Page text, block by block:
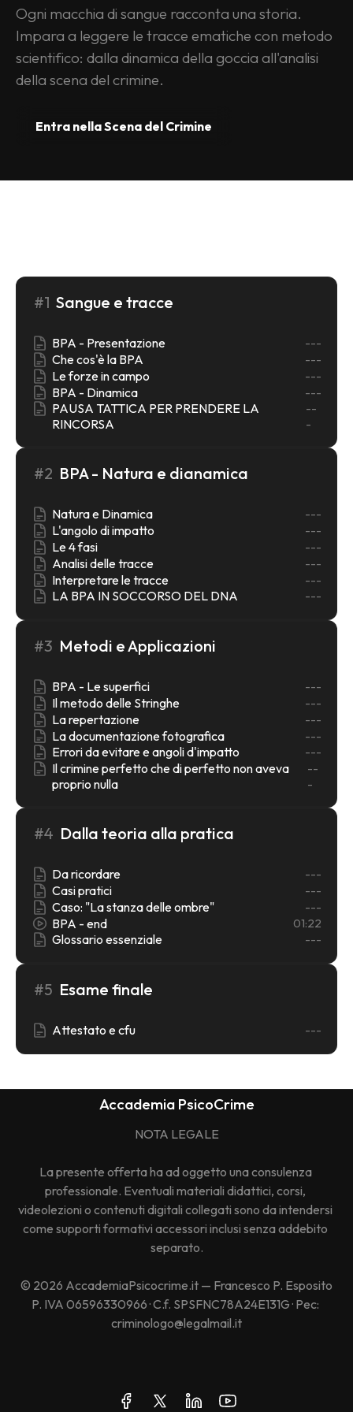
Ogni macchia di sangue racconta una storia.
Impara a leggere le tracce ematiche con metodo
scientifico: dalla dinamica della goccia all'analisi
della scena del crimine.
Entra nella Scena del Crimine
#1 Sangue e tracce
BPA - Presentazione ---
Che cos'è la BPA ---
Le forze in campo ---
BPA - Dinamica ---
PAUSA TATTICA PER PRENDERE LA
RINCORSA
--
-
#2 BPA - Natura e dianamica
Natura e Dinamica ---
L'angolo di impatto ---
Le 4 fasi ---
Analisi delle tracce ---
Interpretare le tracce ---
LA BPA IN SOCCORSO DEL DNA ---
#3 Metodi e Applicazioni
BPA - Le superfici ---
Il metodo delle Stringhe ---
La repertazione ---
La documentazione fotografica ---
Errori da evitare e angoli d'impatto ---
Il crimine perfetto che di perfetto non aveva
proprio nulla
--
-
#4 Dalla teoria alla pratica
Da ricordare ---
Casi pratici ---
Caso: "La stanza delle ombre" ---
BPA - end 01:22
Glossario essenziale ---
#5 Esame finale
Attestato e cfu ---
Accademia PsicoCrime
NOTA LEGALE
La presente offerta ha ad oggetto una consulenza
professionale. Eventuali materiali didattici, corsi,
videolezioni o contenuti digitali collegati sono da intendersi
come supporti formativi accessori inclusi senza addebito
separato.
© 2026 AccademiaPsicocrime.it — Francesco P. Esposito
P. IVA 06596330966 · C.f. SPSFNC78A24E131G · Pec:
criminologo@legalmail.it